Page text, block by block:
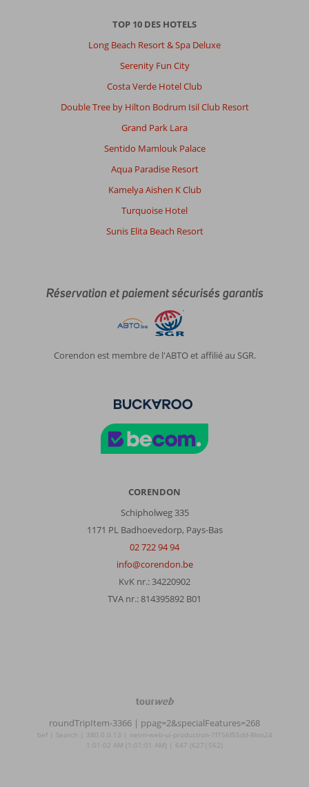
TOP 10 DES HOTELS
Long Beach Resort & Spa Deluxe
Serenity Fun City
Costa Verde Hotel Club
Double Tree by Hilton Bodrum Isil Club Resort
Grand Park Lara
Sentido Mamlouk Palace
Aqua Paradise Resort
Kamelya Aishen K Club
Turquoise Hotel
Sunis Elita Beach Resort
Réservation et paiement sécurisés garantis
Corendon est membre de l'ABTO et affilié au SGR.
CORENDON
Schipholweg 335
1171 PL Badhoevedorp, Pays-Bas
02 722 94 94
info@corendon.be
KvK nr.: 34220902
TVA nr.: 814395892 B01
TourWeb
NetMatch
roundTripItem-3366 | ppag=2&specialFeatures=268
bef | Search | 380.0.0.13 | netm-web-ui-production-7f756f55dd-8km24
1:01:02 AM (1:01:01 AM) | 647 (627|562)